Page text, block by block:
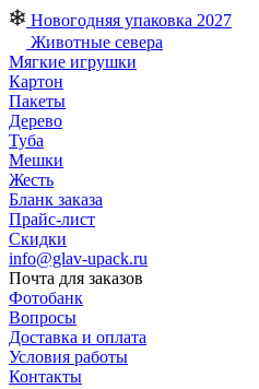
Новогодняя упаковка 2027
Животные севера
Мягкие игрушки
Картон
Пакеты
Дерево
Туба
Мешки
Жесть
Бланк заказа
Прайс-лист
Скидки
info@glav-upack.ru
Почта для заказов
Фотобанк
Вопросы
Доставка и оплата
Условия работы
Контакты